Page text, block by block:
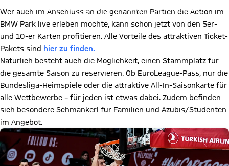
und Sie können dies jederzeit in derCookie-Einwilligungslösung
ändern. Details:Datenschutzerklärung
Wer auch im Anschluss an die genannten Partien die Action im
BMW Park live erleben möchte, kann schon jetzt von den 5er-
und 10-er Karten profitieren. Alle Vorteile des attraktiven Ticket-
Pakets sind hier zu finden.
Natürlich besteht auch die Möglichkeit, einen Stammplatz für
die gesamte Saison zu reservieren. Ob EuroLeague-Pass, nur die
Bundesliga-Heimspiele oder die attraktive All-In-Saisonkarte für
alle Wettbewerbe – für jeden ist etwas dabei. Zudem befinden
sich besondere Schmankerl für Familien und Azubis/Studenten
im Angebot.